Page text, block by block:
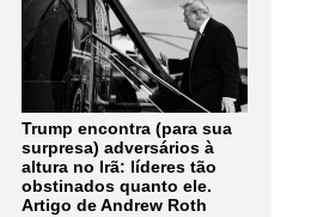
Trump encontra (para sua
surpresa) adversários à
altura no Irã: líderes tão
obstinados quanto ele.
Artigo de Andrew Roth